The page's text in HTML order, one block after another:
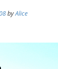
byAlice